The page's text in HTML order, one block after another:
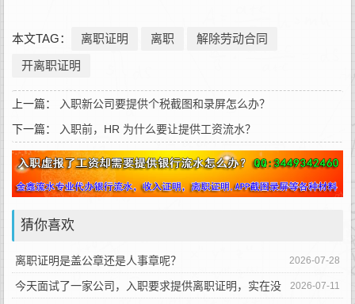
本文TAG： 离职证明 离职
解除劳动合同
开离职证明
上一篇：
入职新公司要提供个税截图和录屏怎么办？
下一篇：
入职前，HR 为什么要让提供工资流水？
猜你喜欢
2026-07-28
离职证明是盖公章还是人事章呢？
2026-07-11
今天面试了一家公司，入职要求提供离职证明，实在没